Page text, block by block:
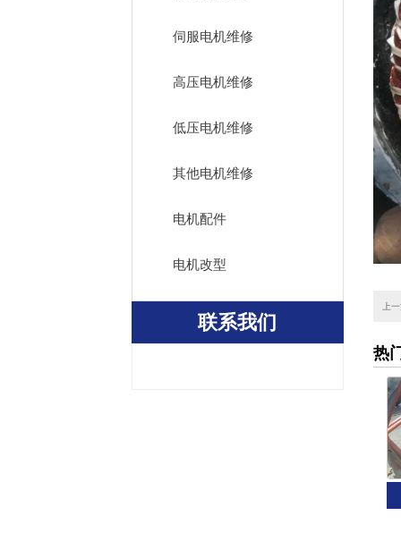
伺服电机维修
高压电机维修
低压电机维修
其他电机维修
电机配件
电机改型
联系我们
上
热